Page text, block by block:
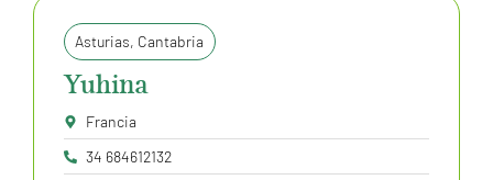
Asturias, Cantabria
Yuhina
Francia
34 684612132